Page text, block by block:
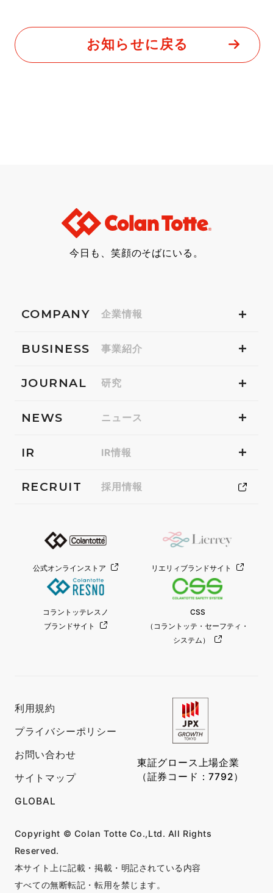
お知らせに戻る
今日も、笑顔のそばにいる。
COMPANY 企業情報
BUSINESS 事業紹介
JOURNAL 研究
NEWS ニュース
IR IR情報
RECRUIT 採用情報
公式オンラインストア リエリィブランドサイト
コラントッテレスノ
ブランドサイト
CSS
（コラントッテ・セーフティ・
システム）
利用規約
プライバシーポリシー
お問い合わせ
サイトマップ
GLOBAL
Copyright © Colan Totte Co.,Ltd. All Rights
Reserved.
本サイト上に記載・掲載・明記されている内容
すべての無断転記・転用を禁じます。
東証グロース上場企業
（証券コード：7792）